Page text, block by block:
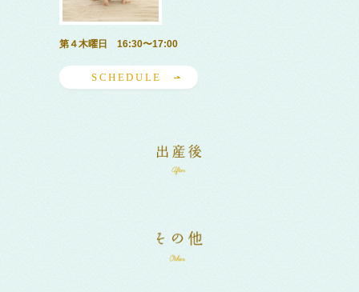
第４木曜日 16:30〜17:00
SCHEDULE